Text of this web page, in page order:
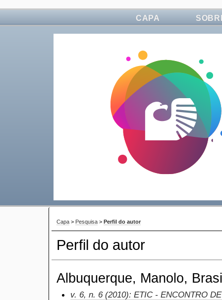
CAPA
Capa > Pesquisa > Perfil do autor
Perfil do autor
Albuquerque, Manolo,
v. 6, n. 6 (2010): ETIC - ENCONTRO